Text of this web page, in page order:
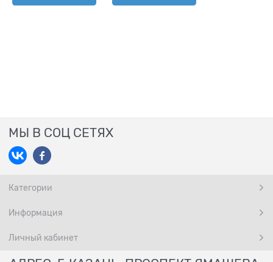
МЫ В СОЦ СЕТЯХ
Категории
Информация
Личный кабинет